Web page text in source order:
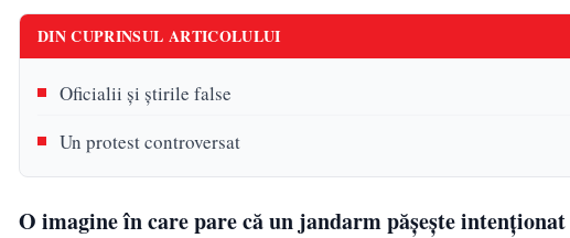
DIN CUPRINSUL ARTICOLULUI
Oficialii și știrile false
Un protest controversat
O imagine în care pare că un jandarm pășește